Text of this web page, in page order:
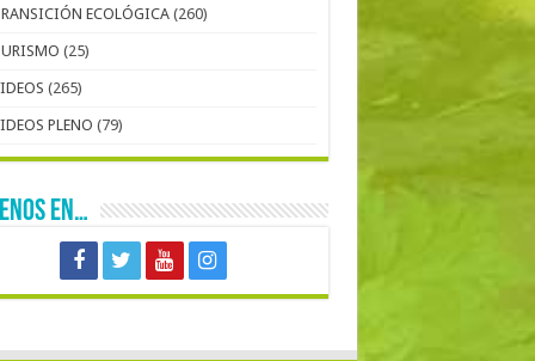
ECOLÓGICA (260)
(25)
(265)
PLENO (79)
EN…